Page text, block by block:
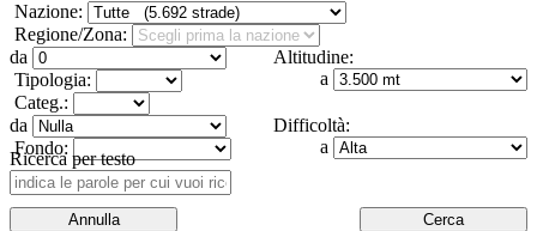
Nazione:
Regione/Zona:
Altitudine:
da
a
Tipologia:
Categ.:
Difficoltà:
da
a
Fondo:
Ricerca per testo